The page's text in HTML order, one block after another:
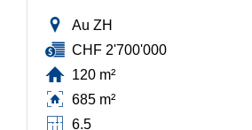
Au ZH
CHF 2'700'000
120 m²
685 m²
6.5